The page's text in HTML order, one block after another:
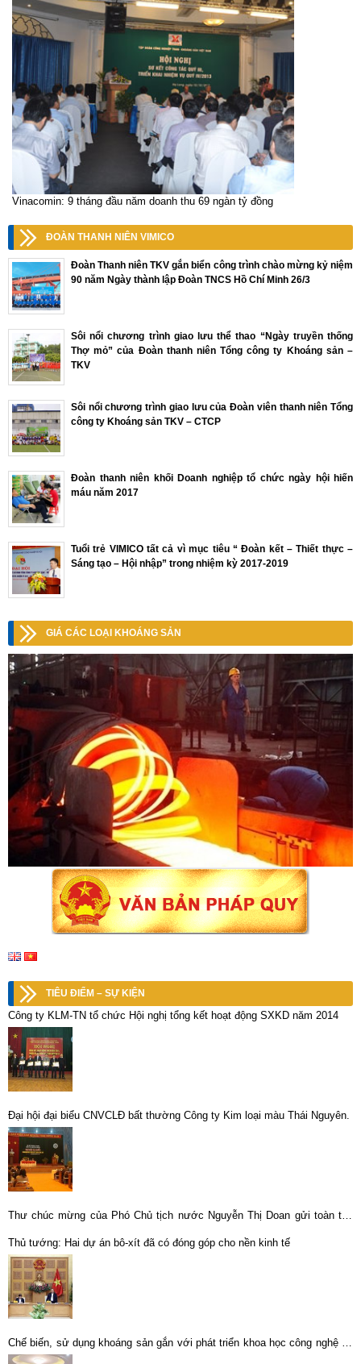
Vinacomin: 9 tháng đầu năm doanh thu 69 ngàn tỷ đồng
ĐOÀN THANH NIÊN VIMICO
Đoàn Thanh niên TKV gắn biển công trình chào mừng kỷ niệm
90 năm Ngày thành lập Đoàn TNCS Hồ Chí Minh 26/3
Sôi nổi chương trình giao lưu thể thao “Ngày truyền thống
Thợ mỏ” của Đoàn thanh niên Tổng công ty Khoáng sản –
TKV
Sôi nổi chương trình giao lưu của Đoàn viên thanh niên Tổng
công ty Khoáng sản TKV – CTCP
Đoàn thanh niên khối Doanh nghiệp tổ chức ngày hội hiến
máu năm 2017
Tuổi trẻ VIMICO tất cả vì mục tiêu “ Đoàn kết – Thiết thực –
Sáng tạo – Hội nhập” trong nhiệm kỳ 2017-2019
GIÁ CÁC LOẠI KHOÁNG SẢN
TIÊU ĐIỂM – SỰ KIỆN
Công ty KLM-TN tổ chức Hội nghị tổng kết hoạt động SXKD năm 2014
Đại hội đại biểu CNVCLĐ bất thường Công ty Kim loại màu Thái Nguyên.
Thư chúc mừng của Phó Chủ tịch nước Nguyễn Thị Doan gửi toàn thể
20 năm ngày thành lập
Thủ tướng: Hai dự án bô-xít đã có đóng góp cho nền kinh tế
Chế biến, sử dụng khoáng sản gắn với phát triển khoa học công nghệ và
đổi mới sáng tạo